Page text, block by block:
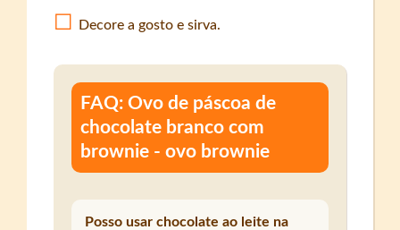
Decore a gosto e sirva.
FAQ: Ovo de páscoa de
chocolate branco com
brownie - ovo brownie
Posso usar chocolate ao leite na